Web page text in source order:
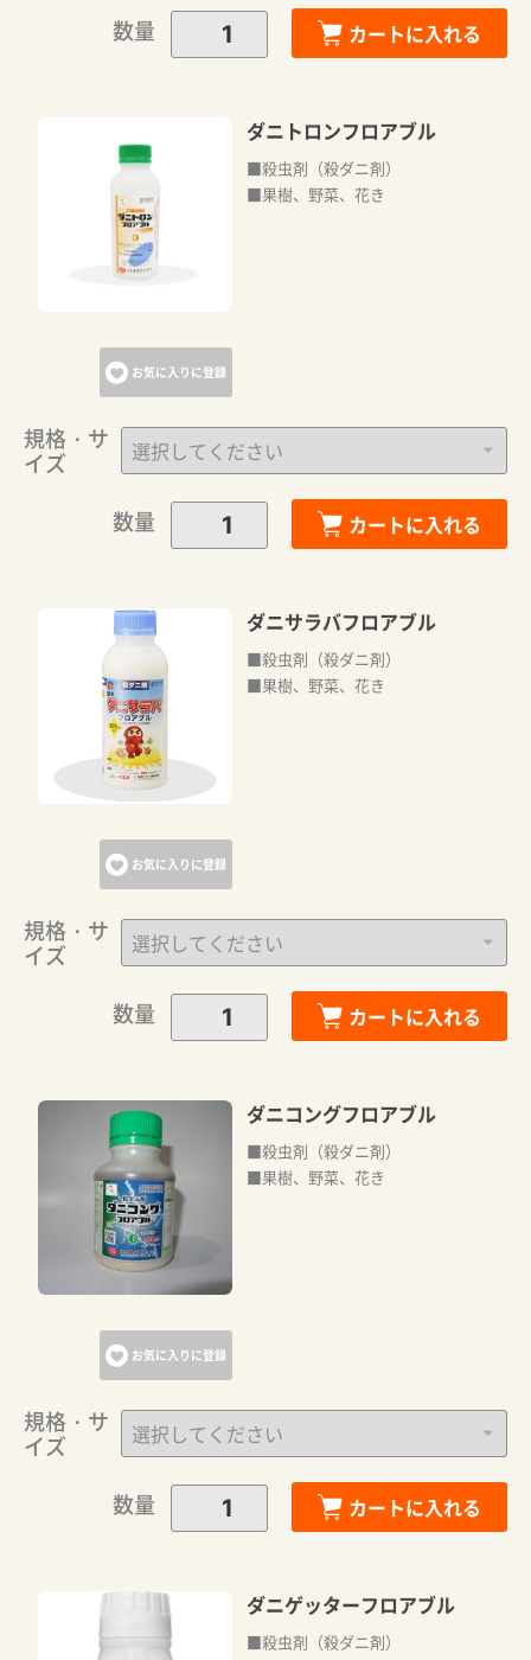
数量
カートに入れる
お気に入りに登録
ダニトロンフロアブル
■殺虫剤（殺ダニ剤）
■果樹、野菜、花き
規格・サ
イズ
数量
カートに入れる
お気に入りに登録
ダニサラバフロアブル
■殺虫剤（殺ダニ剤）
■果樹、野菜、花き
規格・サ
イズ
数量
カートに入れる
お気に入りに登録
ダニコングフロアブル
■殺虫剤（殺ダニ剤）
■果樹、野菜、花き
規格・サ
イズ
数量
カートに入れる
ダニゲッターフロアブル
■殺虫剤（殺ダニ剤）